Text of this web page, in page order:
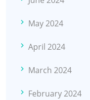
May 2024
April 2024
March 2024
February 2024